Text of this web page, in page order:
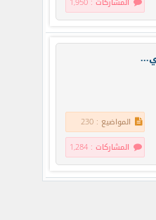
المواضيع : 230
المشاركات : 1,284